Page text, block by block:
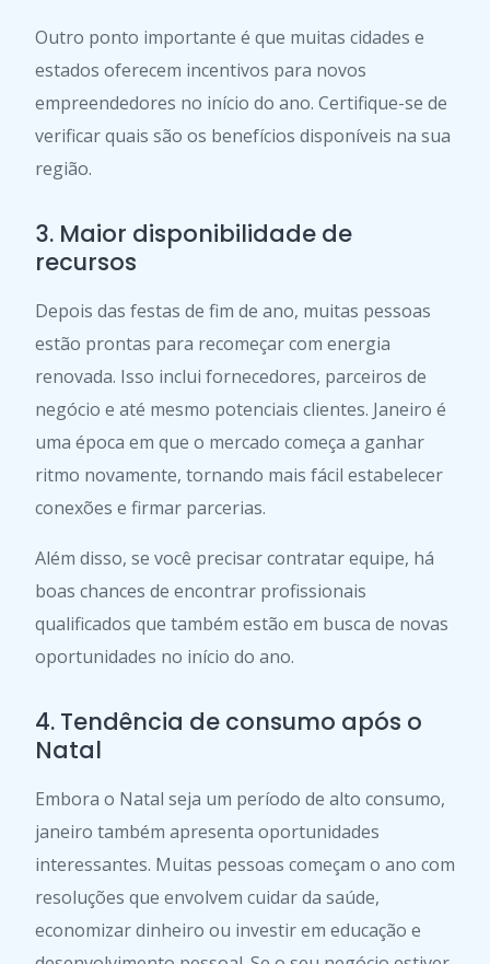
Outro ponto importante é que muitas cidades e
estados oferecem incentivos para novos
empreendedores no início do ano. Certifique-se de
verificar quais são os benefícios disponíveis na sua
região.
3. Maior disponibilidade de
recursos
Depois das festas de fim de ano, muitas pessoas
estão prontas para recomeçar com energia
renovada. Isso inclui fornecedores, parceiros de
negócio e até mesmo potenciais clientes. Janeiro é
uma época em que o mercado começa a ganhar
ritmo novamente, tornando mais fácil estabelecer
conexões e firmar parcerias.
Além disso, se você precisar contratar equipe, há
boas chances de encontrar profissionais
qualificados que também estão em busca de novas
oportunidades no início do ano.
4. Tendência de consumo após o
Natal
Embora o Natal seja um período de alto consumo,
janeiro também apresenta oportunidades
interessantes. Muitas pessoas começam o ano com
resoluções que envolvem cuidar da saúde,
economizar dinheiro ou investir em educação e